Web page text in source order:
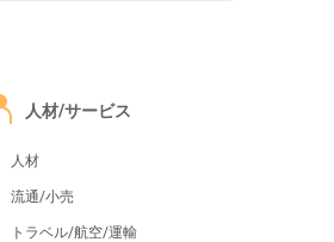
人材/サービス
人材
流通/小売
トラベル/航空/運輸